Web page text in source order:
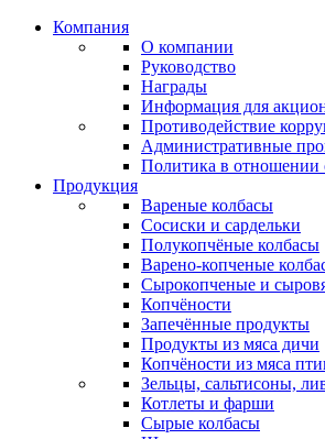
Компания
О компании
Руководство
Награды
Информация для
Противодействие
Административные
Политика в отношении
Продукция
Вареные колбасы
Сосиски и сардельки
Полукопчёные колбасы
Варено-копченые
Сырокопченые и
Копчёности
Запечённые продукты
Продукты из мяса дичи
Копчёности из мяса
Зельцы, сальтисоны,
Котлеты и фарши
Сырые колбасы